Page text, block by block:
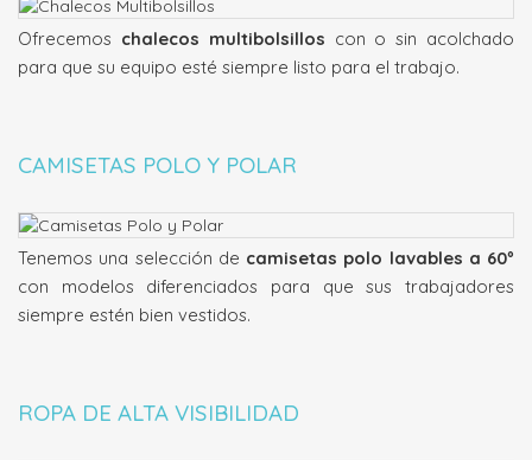
Ofrecemos chalecos multibolsillos con o sin acolchado
para que su equipo esté siempre listo para el trabajo.
CAMISETAS POLO Y POLAR
Tenemos una selección de camisetas polo lavables a 60º
con modelos diferenciados para que sus trabajadores
siempre estén bien vestidos.
ROPA DE ALTA VISIBILIDAD